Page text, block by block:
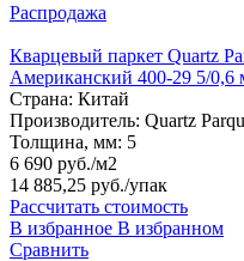
Распродажа
Кварцевый паркет Quartz
Американский 400-29 5/0,6
Страна: Китай
Производитель: Quartz
Толщина, мм: 5
6 690 руб./м2
14 885,25 руб./упак
Рассчитать стоимость
В избранное В избранном
Сравнить